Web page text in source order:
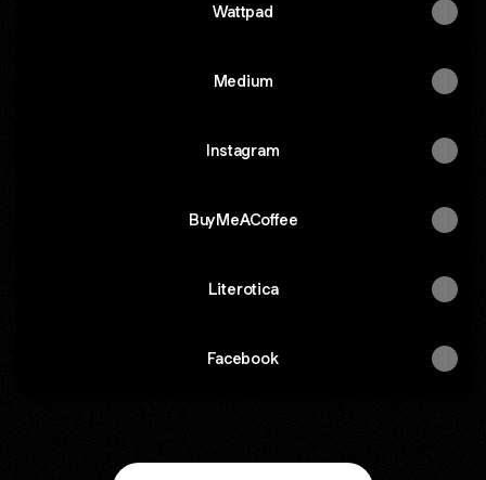
Wattpad
Medium
Instagram
BuyMeACoffee
Literotica
Facebook